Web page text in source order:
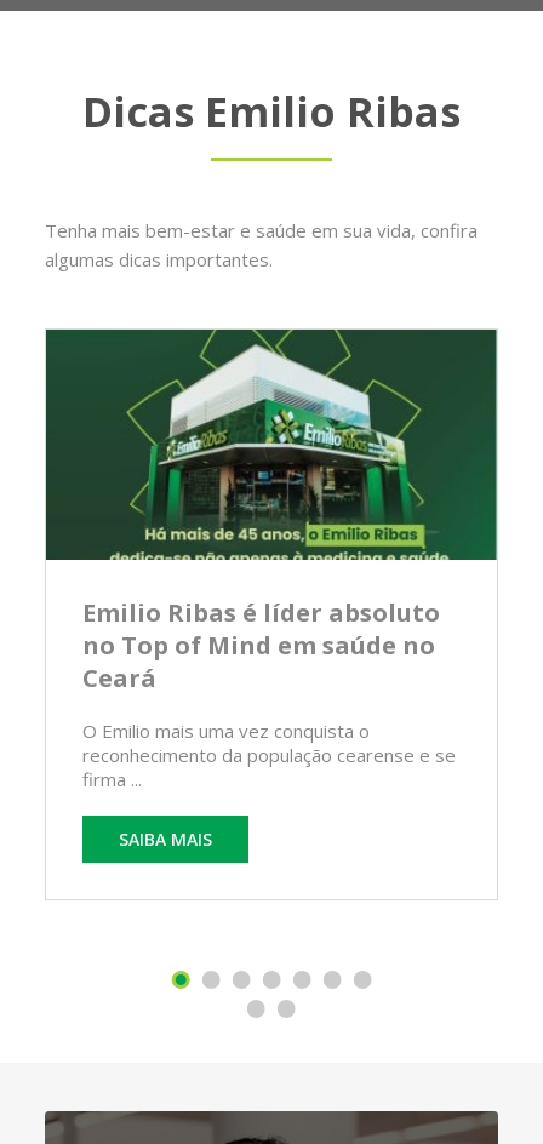
Dicas Emilio Ribas
Tenha mais bem-estar e saúde em sua vida, confira
algumas dicas importantes.
Emilio Ribas é líder absoluto
no Top of Mind em saúde no
Ceará
O Emilio mais uma vez conquista o
reconhecimento da população cearense e se
firma ...
SAIBA MAIS